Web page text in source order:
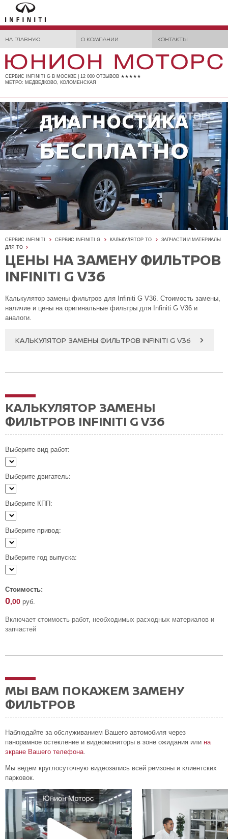
НА ГЛАВНУЮ О КОМПАНИИ КОНТАКТЫ
СЕРВИС INFINITI G В МОСКВЕ | 12 000 ОТЗЫВОВ ★★★★★
МЕТРО: МЕДВЕДКОВО, КОЛОМЕНСКАЯ
СЕРВИС INFINITI СЕРВИС INFINITI G КАЛЬКУЛЯТОР ТО
ЗАПЧАСТИ И МАТЕРИАЛЫ
ДЛЯ ТО
ЦЕНЫ НА ЗАМЕНУ ФИЛЬТРОВ
INFINITI G V36
Калькулятор замены фильтров для Infiniti G V36. Стоимость замены,
наличие и цены на оригинальные фильтры для Infiniti G V36 и
аналоги.
КАЛЬКУЛЯТОР ЗАМЕНЫ ФИЛЬТРОВ INFINITI G V36
КАЛЬКУЛЯТОР ЗАМЕНЫ
ФИЛЬТРОВ INFINITI G V36
Выберите вид работ:
Выберите двигатель:
Выберите КПП:
Выберите привод:
Выберите год выпуска:
Стоимость:
0,00 руб.
Включает стоимость работ, необходимых расходных материалов и
запчастей
МЫ ВАМ ПОКАЖЕМ ЗАМЕНУ
ФИЛЬТРОВ
Наблюдайте за обслуживанием Вашего автомобиля через
панорамное остекление и видеомониторы в зоне ожидания или на
экране Вашего телефона.
Мы ведем круглосуточную видеозапись всей ремзоны и клиентских
парковок.